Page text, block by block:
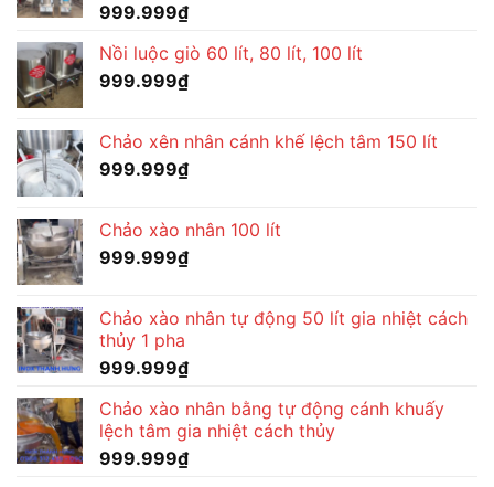
999.999₫
Nồi luộc giò 60 lít, 80 lít, 100 lít
999.999₫
Chảo xên nhân cánh khế lệch tâm 150 lít
999.999₫
Chảo xào nhân 100 lít
999.999₫
Chảo xào nhân tự động 50 lít gia nhiệt cách
thủy 1 pha
999.999₫
Chảo xào nhân bằng tự động cánh khuấy
lệch tâm gia nhiệt cách thủy
999.999₫